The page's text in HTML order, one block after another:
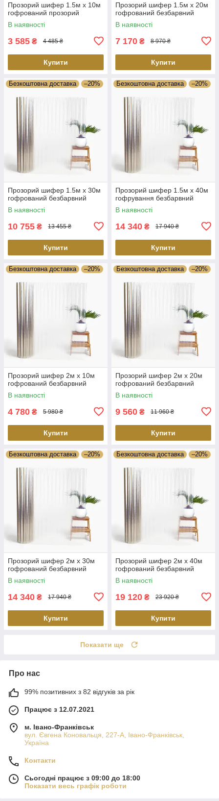
Прозорий шифер 1.5м х 10м
гофрований прозорий
В наявності
3 585 ₴ 4 485 ₴
Купити
Прозорий шифер 1.5м х 20м
гофрований безбарвний
В наявності
7 170 ₴ 8 970 ₴
Купити
Безкоштовна доставка –20%
Прозорий шифер 1.5м х 30м
гофрований безбарвний
В наявності
10 755 ₴ 13 455 ₴
Купити
Безкоштовна доставка –20%
Прозорий шифер 1.5м х 40м
гофрування безбарвний
В наявності
14 340 ₴ 17 940 ₴
Купити
Безкоштовна доставка –20%
Прозорий шифер 2м х 10м
гофрований безбарвний
В наявності
4 780 ₴ 5 980 ₴
Купити
Безкоштовна доставка –20%
Прозорий шифер 2м х 20м
гофрований безбарвний
В наявності
9 560 ₴ 11 960 ₴
Купити
Безкоштовна доставка –20%
Прозорий шифер 2м х 30м
гофрований безбарвний
В наявності
14 340 ₴ 17 940 ₴
Купити
Безкоштовна доставка –20%
Прозорий шифер 2м х 40м
гофрований безбарвний
В наявності
19 120 ₴ 23 920 ₴
Купити
Показати ще
Про нас
99% позитивних з 82 відгуків за рік
Працює з 12.07.2021
м. Івано-Франківськ
вул. Євгена Коновальця, 227-А, Івано-Франківськ,
Україна
Контакти
Сьогодні працює з 09:00 до 18:00
Показати весь графік роботи